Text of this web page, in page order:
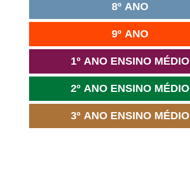
8º ANO
9º ANO
1º ANO ENSINO MÉDIO
2º ANO ENSINO MÉDIO
3º ANO ENSINO MÉDIO